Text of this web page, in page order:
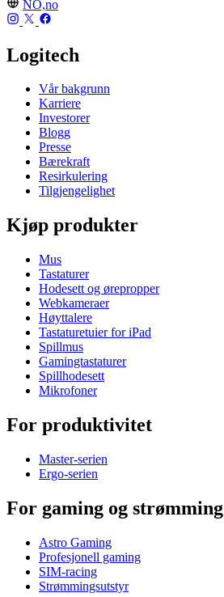
NO,no
Logitech
Vår bakgrunn
Karriere
Investorer
Blogg
Presse
Bærekraft
Resirkulering
Tilgjengelighet
Kjøp produkter
Mus
Tastaturer
Hodesett og ørepropper
Webkameraer
Høyttalere
Tastaturetuier for iPad
Spillmus
Gamingtastaturer
Spillhodesett
Mikrofoner
For produktivitet
Master-serien
Ergo-serien
For gaming og strømming
Astro Gaming
Profesjonell gaming
SIM-racing
Strømmingsutstyr